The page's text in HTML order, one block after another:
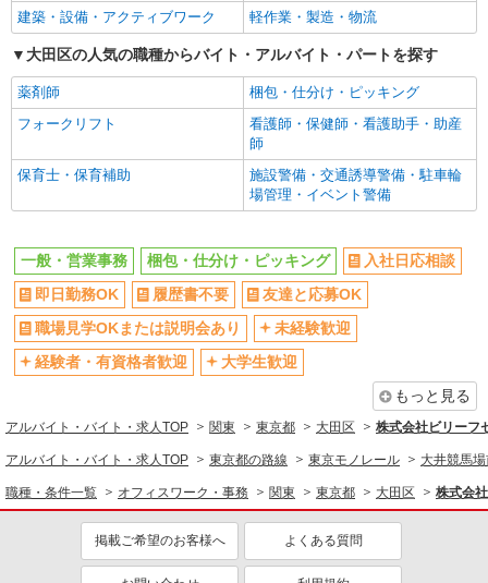
経験者・有資格者歓迎
大学生歓迎
新卒・第二新卒歓迎
女性活躍中
主婦・主夫歓迎
フリーター歓迎
学歴不問
ブランクOK
エルダー（50代～）活躍中
日払い
週払い
土日祝休み
髪型・髪色自由
髭（ひげ）OK
ネイルOK
ピアスOK
オープニングスタッフ
禁煙・分煙
バイク通勤OK
自転車通勤OK
社会保険あり
送迎あり
同じ職種から求人を探す
オフィスワーク・事務
一般・営業事務
軽作業・製造・物流
建築・設備・アクティブワーク
軽作業・製造・物流
大田区の人気の職種からバイト・アルバイト・パートを探す
薬剤師
梱包・仕分け・ピッキング
フォークリフト
看護師・保健師・看護助手・助産
師
保育士・保育補助
施設警備・交通誘導警備・駐車輪
場管理・イベント警備
一般・営業事務 梱包・仕分け・ピッキング
入社日応相談
即日勤務OK
履歴書不要
友達と応募OK
職場見学OKまたは説明会あり
未経験歓迎
経験者・有資格者歓迎
大学生歓迎
もっと見る
アルバイト・バイト・求人TOP 関東 東京都 大田区 株式会社ビリーフ
アルバイト・バイト・求人TOP 東京都の路線 東京モノレール 大井競馬
職種・条件一覧 オフィスワーク・事務 関東 東京都 大田区 株式会
掲載ご希望のお客様へ よくある質問